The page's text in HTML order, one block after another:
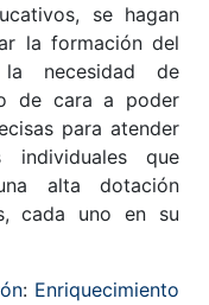
se hagan
la formación del
necesidad de
de cara a poder
para atender
individuales que
alta dotación
cada uno en su
: Enriquecimiento